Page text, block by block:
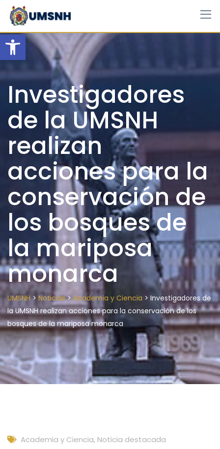
Open toolbar
Skip
content
Investigadores
de la UMSNH
realizan
acciones para la
conservación de
los bosques de
la mariposa
monarca
UMSNH> Noticias>Academia y Ciencia > Investigadores de
la UMSNH realizan acciones para la conservación de los
bosques de la mariposa monarca
Academia y Ciencia, Noticia destacada